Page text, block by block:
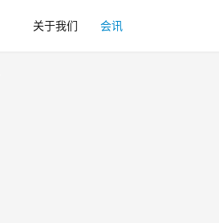
关于我们 会讯